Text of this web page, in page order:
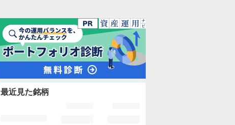
最近見た銘柄